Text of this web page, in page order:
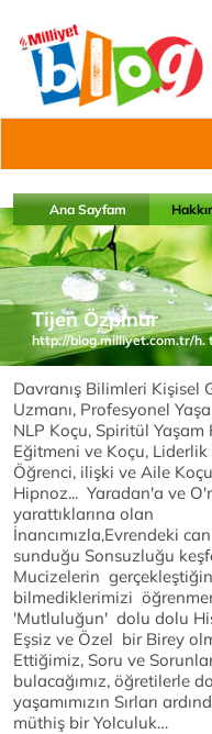
Ana Sayfam
Tijen Özpınar
http://blog.milliyet.com.tr/h.
Davranış Bilimleri Kişisel
Uzmanı, Profesyonel
NLP Koçu, Spiritül Yaşam
Eğitmeni ve Koçu, Liderlik
Öğrenci, ilişki ve Aile
Hipnoz... Yaradan'a ve
yarattıklarına olan
İnancımızla,Evrendeki
sunduğu Sonsuzluğu
Mucizelerin
bilmediklerimizi
'Mutluluğun' dolu dolu
Eşsiz ve Özel bir Birey
Ettiğimiz, Soru ve
bulacağımız, öğretilerle
yaşamımızın Sırları
müthiş bir Yolculuk…